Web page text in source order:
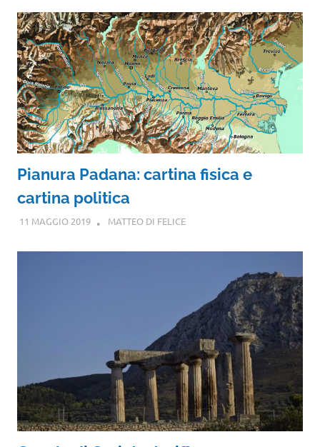
Pianura Padana: cartina fisica e
cartina politica
11 MAGGIO 2019 MATTEO DI FELICE